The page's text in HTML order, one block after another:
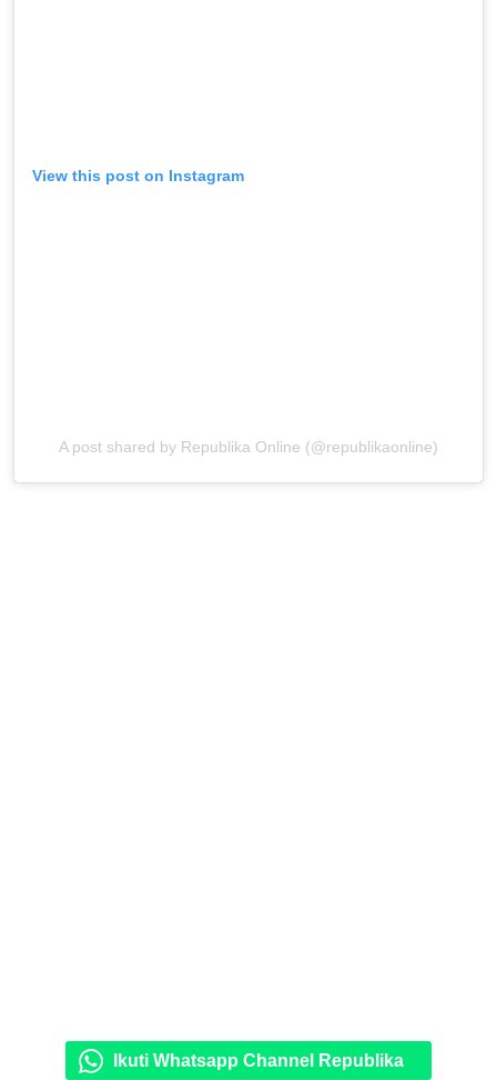
View this post on Instagram
A post shared by Republika Online (@republikaonline)
Ikuti Whatsapp Channel Republika